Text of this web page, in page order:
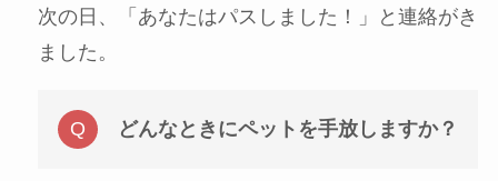
次の日、「あなたはパスしました！」と連絡がき
ました。
どんなときにペットを手放しますか？